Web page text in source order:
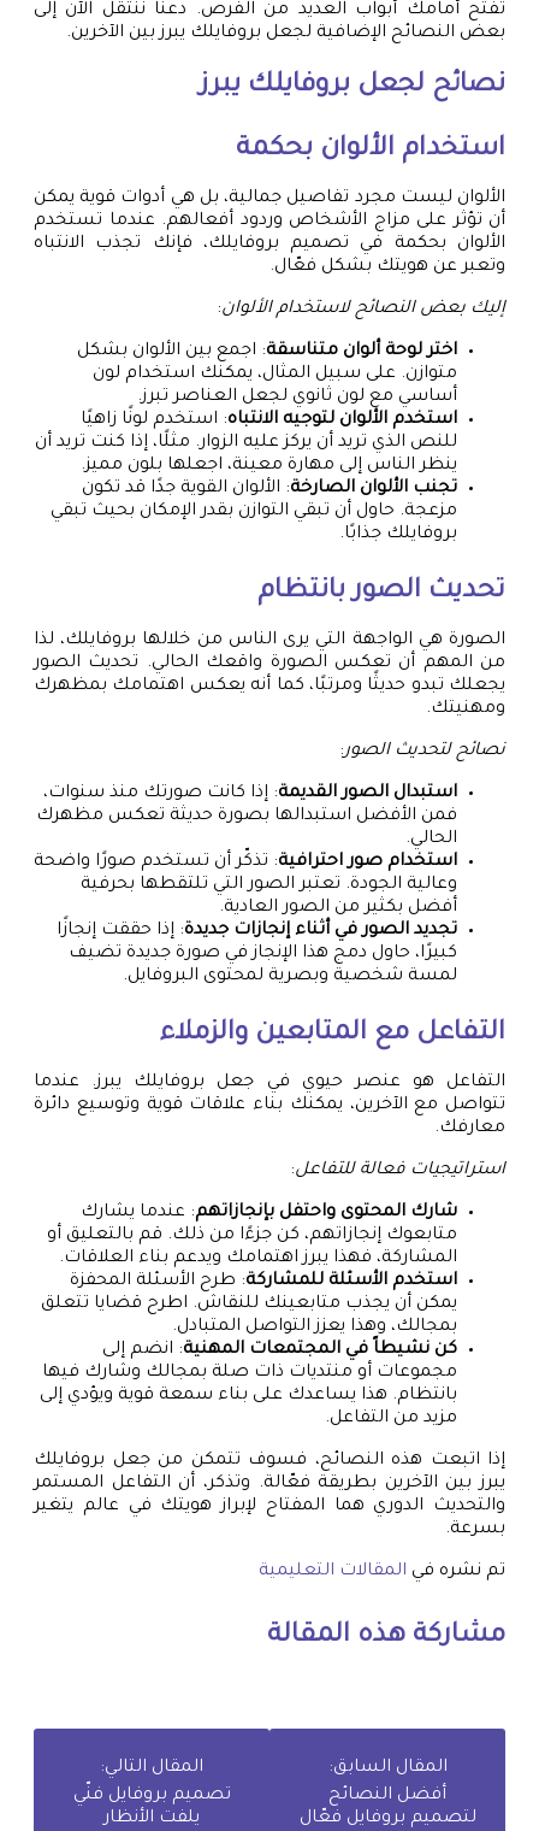
تفتح أمامك أبواب العديد من الفرص. دعنا ننتقل الآن إلى
بعض النصائح الإضافية لجعل بروفايلك يبرز بين الآخرين.
نصائح لجعل بروفايلك يبرز
استخدام الألوان بحكمة
الألوان ليست مجرد تفاصيل جمالية، بل هي أدوات قوية يمكن
أن تؤثر على مزاج الأشخاص وردود أفعالهم. عندما تستخدم
الألوان بحكمة في تصميم بروفايلك، فإنك تجذب الانتباه
وتعبر عن هويتك بشكل فعّال.
إليك بعض النصائح لاستخدام الألوان:
اختر لوحة ألوان متناسقة: اجمع بين الألوان بشكل
متوازن. على سبيل المثال، يمكنك استخدام لون
أساسي مع لون ثانوي لجعل العناصر تبرز.
استخدم الألوان لتوجيه الانتباه: استخدم لونًا زاهيًا
للنص الذي تريد أن يركز عليه الزوار. مثلًا، إذا كنت تريد أن
ينظر الناس إلى مهارة معينة، اجعلها بلون مميز.
تجنب الألوان الصارخة: الألوان القوية جدًا قد تكون
مزعجة. حاول أن تبقي التوازن بقدر الإمكان بحيث تبقي
بروفايلك جذابًا.
تحديث الصور بانتظام
الصورة هي الواجهة التي يرى الناس من خلالها بروفايلك، لذا
من المهم أن تعكس الصورة واقعك الحالي. تحديث الصور
يجعلك تبدو حديثًا ومرتبًا، كما أنه يعكس اهتمامك بمظهرك
ومهنيتك.
نصائح لتحديث الصور:
استبدال الصور القديمة: إذا كانت صورتك منذ سنوات،
فمن الأفضل استبدالها بصورة حديثة تعكس مظهرك
الحالي.
استخدام صور احترافية: تذكّر أن تستخدم صورًا واضحة
وعالية الجودة. تعتبر الصور التي تلتقطها بحرفية
أفضل بكثير من الصور العادية.
تجديد الصور في أثناء إنجازات جديدة: إذا حققت إنجازًا
كبيرًا، حاول دمج هذا الإنجاز في صورة جديدة تضيف
لمسة شخصية وبصرية لمحتوى البروفايل.
التفاعل مع المتابعين والزملاء
التفاعل هو عنصر حيوي في جعل بروفايلك يبرز. عندما
تتواصل مع الآخرين، يمكنك بناء علاقات قوية وتوسيع دائرة
معارفك.
استراتيجيات فعالة للتفاعل:
شارك المحتوى واحتفل بإنجازاتهم: عندما يشارك
متابعوك إنجازاتهم، كن جزءًا من ذلك. قم بالتعليق أو
المشاركة، فهذا يبرز اهتمامك ويدعم بناء العلاقات.
استخدم الأسئلة للمشاركة: طرح الأسئلة المحفزة
يمكن أن يجذب متابعينك للنقاش. اطرح قضايا تتعلق
بمجالك، وهذا يعزز التواصل المتبادل.
كن نشيطاً في المجتمعات المهنية: انضم إلى
مجموعات أو منتديات ذات صلة بمجالك وشارك فيها
بانتظام. هذا يساعدك على بناء سمعة قوية ويؤدي إلى
مزيد من التفاعل.
إذا اتبعت هذه النصائح، فسوف تتمكن من جعل بروفايلك
يبرز بين الآخرين بطريقة فعّالة. وتذكر، أن التفاعل المستمر
والتحديث الدوري هما المفتاح لإبراز هويتك في عالم يتغير
بسرعة.
تم نشره في المقالات التعليمية
مشاركة هذه المقالة
المقال السابق:
أفضل النصائح
لتصميم بروفايل فعّال
المقال التالي:
تصميم بروفايل فنّي
يلفت الأنظار